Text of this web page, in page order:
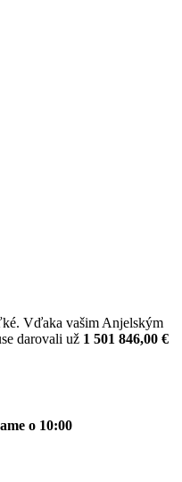
Vďaka vašim Anjelským
darovali už 1 501 846,00 €
o 10:00